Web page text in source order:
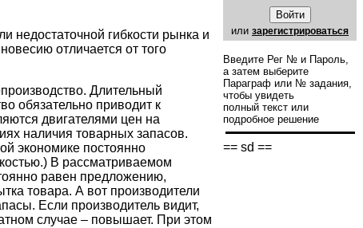
недостаточной гибкости рынка и
отличается от того
Длительный
обязательно приводит к
двигателями цен на
наличия товарных запасов.
экономике постоянно
В рассматриваемом
равен предложению,
товара. А вот производители
Если производитель видит,
случае – повышает. При этом
или зарегистрироваться
Введите Рег № и Пароль,
а затем выберите
Параграф или № задания,
чтобы увидеть
полный текст или
подробное решение
== sd ==